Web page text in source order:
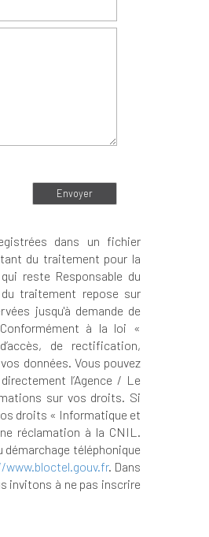
Envoyer
dans un fichier
du traitement pour la
reste Responsable du
traitement repose sur
jusqu'à demande de
à la loi «
de rectification,
données. Vous pouvez
l’Agence / Le
sur vos droits. Si
droits « Informatique et
réclamation à la CNIL.
démarchage téléphonique
. Dans
invitons à ne pas inscrire